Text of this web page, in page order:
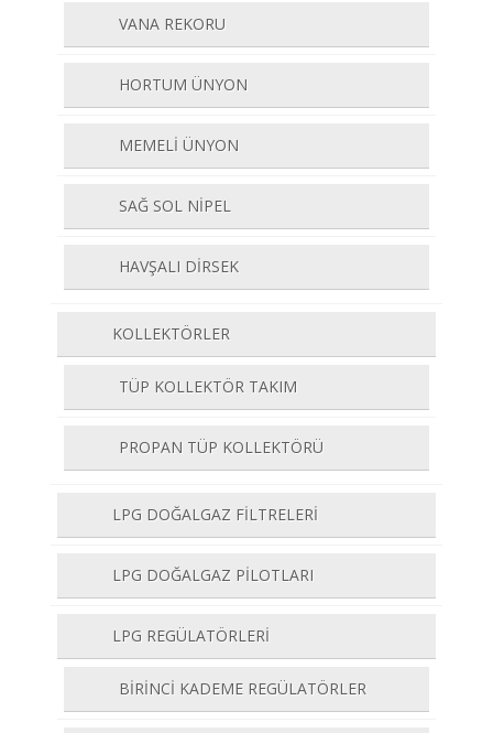
VANA REKORU
HORTUM ÜNYON
MEMELİ ÜNYON
SAĞ SOL NİPEL
HAVŞALI DİRSEK
KOLLEKTÖRLER
TÜP KOLLEKTÖR TAKIM
PROPAN TÜP KOLLEKTÖRÜ
LPG DOĞALGAZ FİLTRELERİ
LPG DOĞALGAZ PİLOTLARI
LPG REGÜLATÖRLERİ
BİRİNCİ KADEME REGÜLATÖRLER